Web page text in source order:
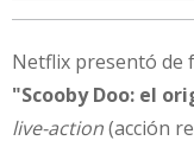
Netflix presentó de
"Scooby Doo: el
live-action(acción